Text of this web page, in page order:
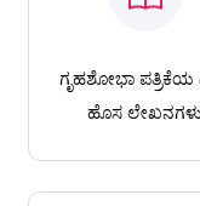
ಗೃಹಶೋಭಾ ಪತ್ರಿಕೆಯ
ಹೊಸ ಲೇಖನಗಳು